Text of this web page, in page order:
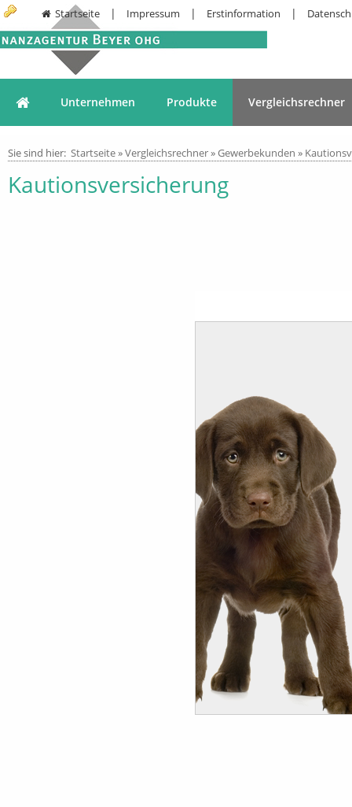
Startseite | Impressum | Erstinformation |
Unternehmen Produkte Vergleichsrechner
Sie sind hier: Startseite»Vergleichsrechner»Gewerbekunden »
Kautionsversicherung